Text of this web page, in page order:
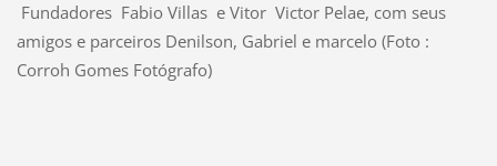
Fundadores Fabio Villas e Vitor Victor Pelae, com seus
amigos e parceiros Denilson, Gabriel e marcelo (Foto :
Corroh Gomes Fotógrafo)